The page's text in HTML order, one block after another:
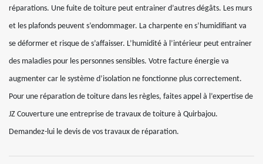
réparations. Une fuite de toiture peut entrainer d’autres dégâts. Les murs
et les plafonds peuvent s’endommager. La charpente en s’humidifiant va
se déformer et risque de s’affaisser. L’humidité à l’intérieur peut entrainer
des maladies pour les personnes sensibles. Votre facture énergie va
augmenter car le système d’isolation ne fonctionne plus correctement.
Pour une réparation de toiture dans les règles, faites appel à l’expertise de
JZ Couverture une entreprise de travaux de toiture à Quirbajou.
Demandez-lui le devis de vos travaux de réparation.